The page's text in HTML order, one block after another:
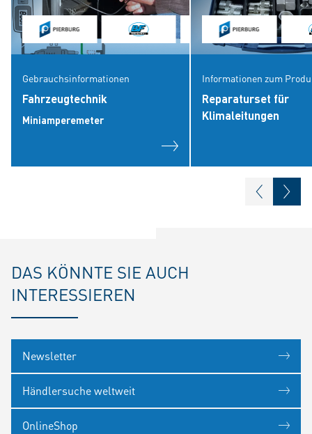
Gebrauchsinformationen
Fahrzeugtechnik
Miniamperemeter
Informationen zum
Reparaturset für
Klimaleitungen
DAS KÖNNTE SIE AUCH
INTERESSIEREN
Newsletter
Händlersuche weltweit
OnlineShop